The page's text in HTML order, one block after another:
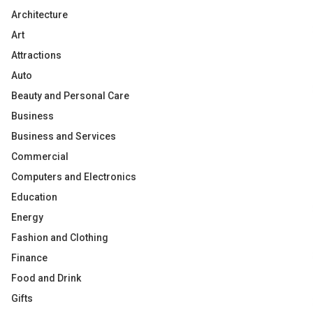
Architecture
Art
Attractions
Auto
Beauty and Personal Care
Business
Business and Services
Commercial
Computers and Electronics
Education
Energy
Fashion and Clothing
Finance
Food and Drink
Gifts